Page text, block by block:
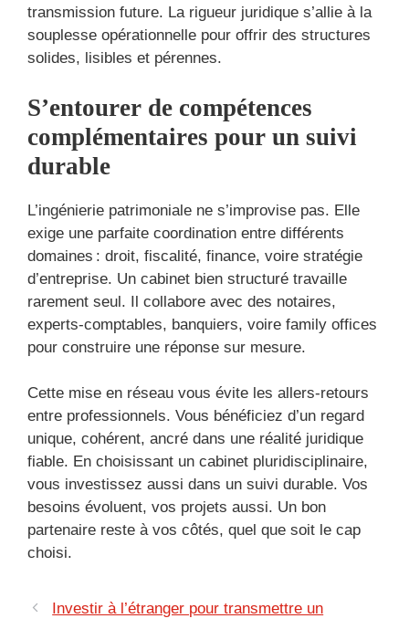
transmission future. La rigueur juridique s’allie à la
souplesse opérationnelle pour offrir des structures
solides, lisibles et pérennes.
S’entourer de compétences
complémentaires pour un suivi
durable
L’ingénierie patrimoniale ne s’improvise pas. Elle
exige une parfaite coordination entre différents
domaines : droit, fiscalité, finance, voire stratégie
d’entreprise. Un cabinet bien structuré travaille
rarement seul. Il collabore avec des notaires,
experts-comptables, banquiers, voire family offices
pour construire une réponse sur mesure.
Cette mise en réseau vous évite les allers-retours
entre professionnels. Vous bénéficiez d’un regard
unique, cohérent, ancré dans une réalité juridique
fiable. En choisissant un cabinet pluridisciplinaire,
vous investissez aussi dans un suivi durable. Vos
besoins évoluent, vos projets aussi. Un bon
partenaire reste à vos côtés, quel que soit le cap
choisi.
Investir à l’étranger pour transmettre un